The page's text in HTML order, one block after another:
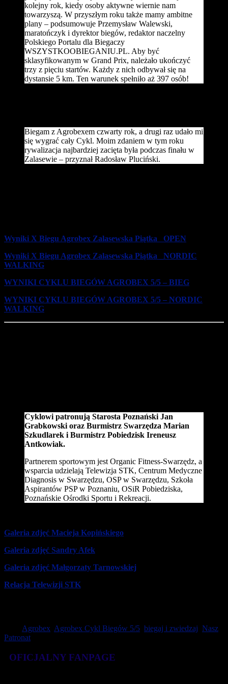
kolejny rok, kiedy osoby aktywne wiernie nam
towarzyszą. W przyszłym roku także mamy ambitne
plany – podsumowuje Przemysław Walewski,
maratończyk i dyrektor biegów, redaktor naczelny
Polskiego Portalu dla Biegaczy
WSZYSTKOOBIEGANIU.PL. Aby być
sklasyfikowanym w Grand Prix, należało ukończyć
trzy z pięciu startów. Każdy z nich odbywał się na
dystansie 5 km. Ten warunek spełniło aż 397 osób!
Biegam z Agrobexem czwarty rok, a drugi raz udało mi
się wygrać cały Cykl. Moim zdaniem w tym roku
rywalizacja najbardziej zacięta była podczas finału w
Zalasewie – przyznał Radosław Pluciński.
Wyniki X Biegu Agrobex Zalasewska Piątka
OPEN
Wyniki X Biegu Agrobex Zalasewska Piątka _NORDIC
WALKING
WYNIKI CYKLU BIEGÓW AGROBEX 5/5 – BIEG
WYNIKI CYKLU BIEGÓW AGROBEX 5/5 – NORDIC
WALKING
Cyklowi patronują Starosta Poznański Jan
Grabkowski oraz Burmistrz Swarzędza Marian
Szkudlarek i Burmistrz Pobiedzisk Ireneusz
Antkowiak.
Partnerem sportowym jest Organic Fitness-Swarzędz, a
wsparcia udzielają Telewizja STK, Centrum Medyczne
Diagnosis w Swarzędzu, OSP w Swarzędzu, Szkoła
Aspirantów PSP w Poznaniu, OSiR Pobiedziska,
Poznańskie Ośrodki Sportu i Rekreacji.
Galeria zdjęć Macieja Kopińskiego
Galeria zdjęć Sandry Afek
Galeria zdjęć Małgorzaty Tarnowskiej
Relacja Telewizji STK
Agrobex Agrobex Cykl Biegów 5/5 biegaj i zwiedzaj Nasz
Patronat
OFICJALNY FANPAGE